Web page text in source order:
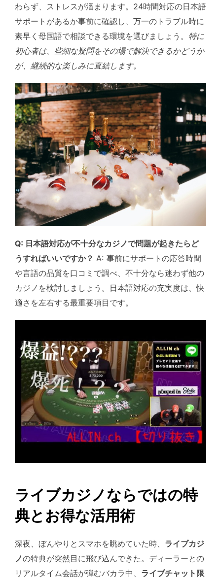
わらず、ストレスが溜まります。24時間対応の日本語
サポートがあるか事前に確認し、万一のトラブル時に
素早く母国語で相談できる環境を選びましょう。 特に
初心者は、些細な疑問をその場で解決できるかどうか
が、継続的な楽しみに直結します。
Q: 日本語対応が不十分なカジノで問題が起きたらど
うすればいいですか？ A: 事前にサポートの応答時間
や言語の品質を口コミで調べ、不十分なら迷わず他の
カジノを検討しましょう。日本語対応の充実度は、快
適さを左右する最重要項目です。
ライブカジノならではの特
典とお得な活用術
深夜、ぼんやりとスマホを眺めていた時、 ライブカジ
ノの特典が突然目に飛び込んできた。ディーラーとの
リアルタイム会話が弾むバカラ中、 ライブチャット限